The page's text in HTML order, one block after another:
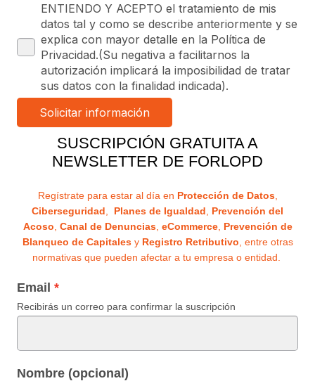
ENTIENDO Y ACEPTO el tratamiento de mis
datos tal y como se describe anteriormente y se
explica con mayor detalle en la Política de
Privacidad.(Su negativa a facilitarnos la
autorización implicará la imposibilidad de tratar
sus datos con la finalidad indicada).
SUSCRIPCIÓN GRATUITA A
NEWSLETTER DE FORLOPD
Regístrate para estar al día en Protección de Datos,
Ciberseguridad
Planes de Igualdad
Prevención del
Acoso Canal de Denuncias, eCommerce, Prevención de
Blanqueo de Capitalesy Registro Retributivo , entre otras
normativas que pueden afectar a tu empresa o entidad.
Email
Recibirás un correo para confirmar la suscripción
Nombre (opcional)